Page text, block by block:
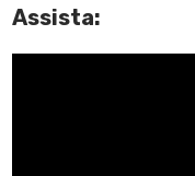
Assista: